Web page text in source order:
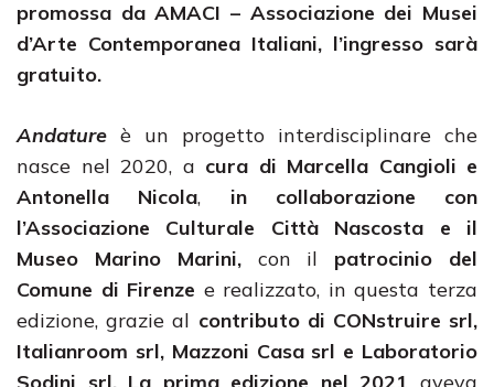
promossa da AMACI – Associazione dei Musei
d’Arte Contemporanea Italiani, l’ingresso sarà
gratuito.
Andature è un progetto interdisciplinare che
nasce nel 2020, a cura di Marcella Cangioli e
Antonella Nicola, in collaborazione con
l’Associazione Culturale Città Nascosta e il
Museo Marino Marini, con il patrocinio
del
Comune di Firenze e realizzato, in questa terza
edizione, grazie al contributo di CONstruire srl,
Italianroom srl, Mazzoni Casa srl e Laboratorio